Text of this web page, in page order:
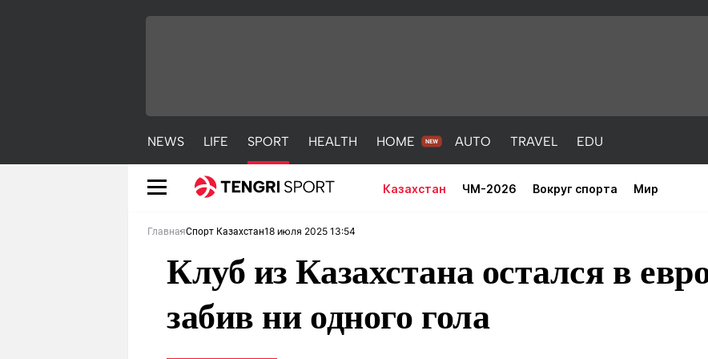
NEWS LIFE SPORT HEALTH HOME AUTO TRAVEL EDU
Казахстан ЧМ-2026 Вокруг спорта Мир
ГлавнаяСпорт Казахстан18 июля 2025 13:54
Клуб из Казахстана остался в
забив ни одного гола